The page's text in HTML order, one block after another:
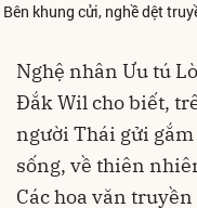
Bên khung cửi, nghề dệt
Nghệ nhân Ưu tú
Đắk Wil cho biết,
người Thái gửi
sống, về thiên
Các hoa văn